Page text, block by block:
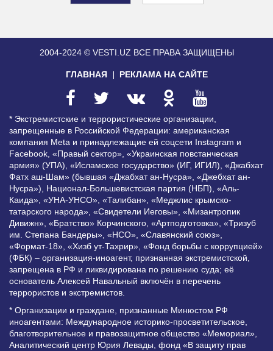
2004-2024 © VESTI.UZ ВСЕ ПРАВА ЗАЩИЩЕНЫ
ГЛАВНАЯ РЕКЛАМА НА САЙТЕ
* Экстремистские и террористические организации,
запрещенные в Российской Федерации: американская
компания Meta и принадлежащие ей соцсети Instagram и
Facebook, «Правый сектор», «Украинская повстанческая
армия» (УПА), «Исламское государство» (ИГ, ИГИЛ), «Джабхат
Фатх аш-Шам» (бывшая «Джабхат ан-Нусра», «Джебхат ан-
Нусра»), Национал-Большевистская партия (НБП), «Аль-
Каида», «УНА-УНСО», «Талибан», «Меджлис крымско-
татарского народа», «Свидетели Иеговы», «Мизантропик
Дивижн», «Братство» Корчинского, «Артподготовка», «Тризуб
им. Степана Бандеры», «НСО», «Славянский союз»,
«Формат-18», «Хизб ут-Тахрир», «Фонд борьбы с коррупцией»
(ФБК) – организация-иноагент, признанная экстремистской,
запрещена в РФ и ликвидирована по решению суда; её
основатель Алексей Навальный включён в перечень
террористов и экстремистов.
* Организации и граждане, признанные Минюстом РФ
иноагентами: Международное историко-просветительское,
благотворительное и правозащитное общество «Мемориал»,
Аналитический центр Юрия Левады, фонд «В защиту прав